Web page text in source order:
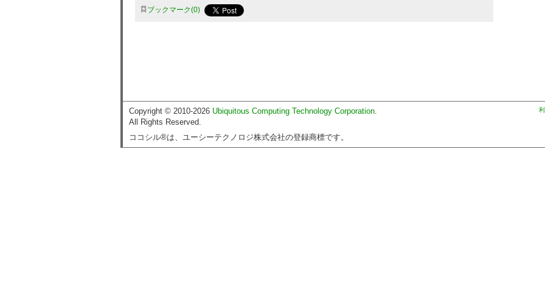
ブックマーク 0
Copyright © 2010-2026 Ubiquitous Computing Technology Corporation.
All Rights Reserved.
ココシル®は、ユーシーテクノロジ株式会社の登録商標です。